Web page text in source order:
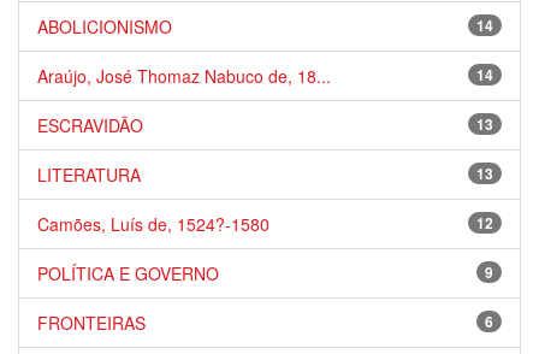
14
ABOLICIONISMO
14
Araújo, José Thomaz Nabuco de, 18...
13
ESCRAVIDÃO
13
LITERATURA
12
Camões, Luís de, 1524?-1580
9
POLÍTICA E GOVERNO
6
FRONTEIRAS